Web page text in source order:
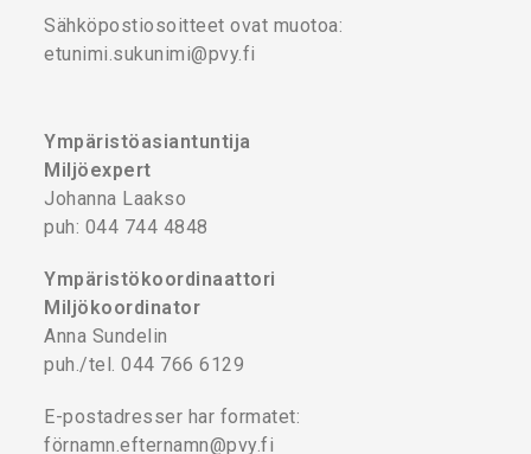
Sähköpostiosoitteet ovat muotoa:
etunimi.sukunimi@pvy.fi
Ympäristöasiantuntija
Miljöexpert
Johanna Laakso
puh: 044 744 4848
Ympäristökoordinaattori
Miljökoordinator
Anna Sundelin
puh./tel. 044 766 6129
E-postadresser har formatet:
förnamn.efternamn@pvy.fi